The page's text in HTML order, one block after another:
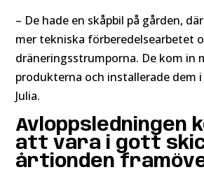
– De hade en skåpbil på gården,
mer tekniska förberedelsearbetet
dräneringsstrumporna. De kom in
produkterna och installerade dem i
Julia.
Avloppsledningen
att vara i gott
årtionden